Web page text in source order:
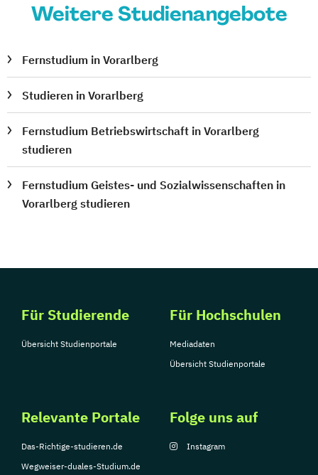
Weitere Studienangebote
Fernstudium in Vorarlberg
Studieren in Vorarlberg
Fernstudium Betriebswirtschaft in Vorarlberg
studieren
Fernstudium Geistes- und Sozialwissenschaften in
Vorarlberg studieren
Für Studierende
Übersicht Studienportale
Für Hochschulen
Mediadaten
Übersicht Studienportale
Relevante Portale
Das-Richtige-studieren.de
Wegweiser-duales-Studium.de
Folge uns auf
Instagram